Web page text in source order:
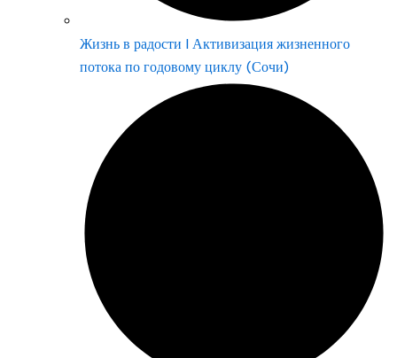
Жизнь в радости | Активизация жизненного
потока по годовому циклу (Сочи)